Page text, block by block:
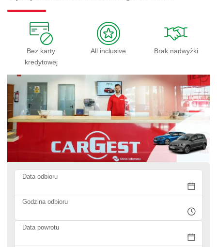
Bez karty
kredytowej
All inclusive Brak nadwyżki
Data odbioru
Godzina odbioru
Data powrotu